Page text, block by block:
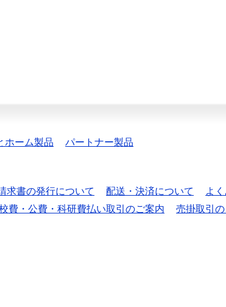
ホーム製品 パートナー製品
求書の発行について 配送・決済について
よ
費・公費・科研費払い取引のご案内 売掛取引